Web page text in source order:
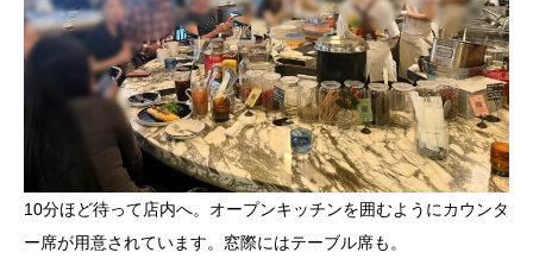
10分ほど待って店内へ。オープンキッチンを囲むようにカウンタ
ー席が用意されています。窓際にはテーブル席も。